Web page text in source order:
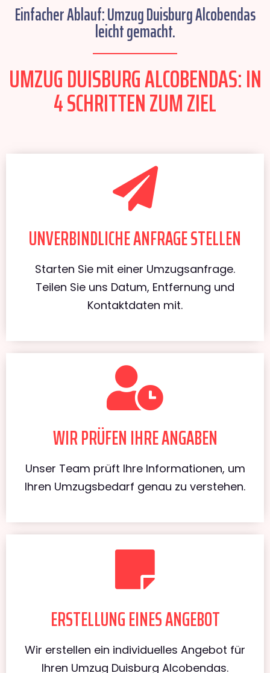
Einfacher Ablauf: Umzug Duisburg Alcobendas
leicht gemacht.
UMZUG DUISBURG ALCOBENDAS: IN
4 SCHRITTEN ZUM ZIEL
UNVERBINDLICHE ANFRAGE STELLEN
Starten Sie mit einer Umzugsanfrage.
Teilen Sie uns Datum, Entfernung und
Kontaktdaten mit.
WIR PRÜFEN IHRE ANGABEN
Unser Team prüft Ihre Informationen, um
Ihren Umzugsbedarf genau zu verstehen.
ERSTELLUNG EINES ANGEBOT
Wir erstellen ein individuelles Angebot für
Ihren Umzug Duisburg Alcobendas.